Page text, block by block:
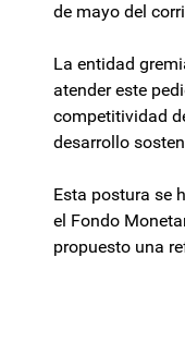
de mayo del
La entidad
atender este
competitividad
desarrollo
Esta postura se
el Fondo
propuesto una